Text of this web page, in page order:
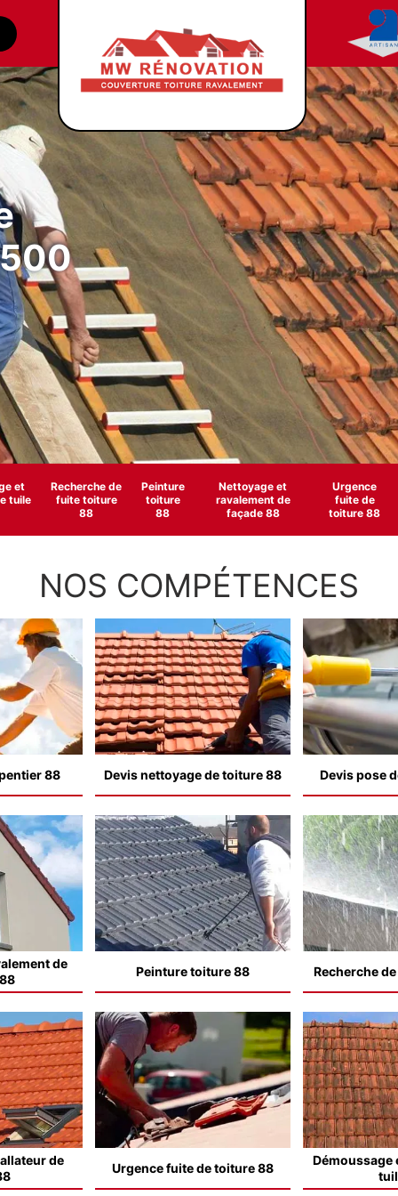
et
tuile
Recherche de
fuite toiture
88
Peinture
toiture
88
Nettoyage et
ravalement de
façade 88
Urgence
fuite de
toiture 88
NOS COMPÉTENCES
88 Devis nettoyage de toiture 88 Devis pose
de
Peinture toiture 88 Recherche
de
Urgence fuite de toiture 88
Démoussage